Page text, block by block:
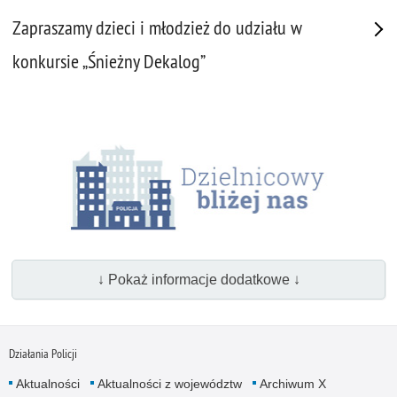
Zapraszamy dzieci i młodzież do udziału w
konkursie „Śnieżny Dekalog”
↓ Pokaż informacje dodatkowe ↓
Działania Policji
Aktualności Aktualności z województw
Archiwum X